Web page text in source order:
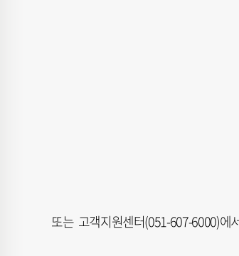
또는 고객지원센터(051-607-6000)에